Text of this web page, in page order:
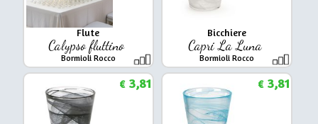
Flute
Calypso fluttino
Bormioli Rocco
Bicchiere
Capri La Luna
Bormioli Rocco
€3,81 €3,81